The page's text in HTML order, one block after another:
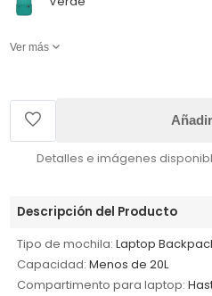
Ver más
Detalles e imágenes
Descripción del Producto
Tipo de mochila: Laptop
Capacidad: Menos de 20L
Compartimento para laptop: